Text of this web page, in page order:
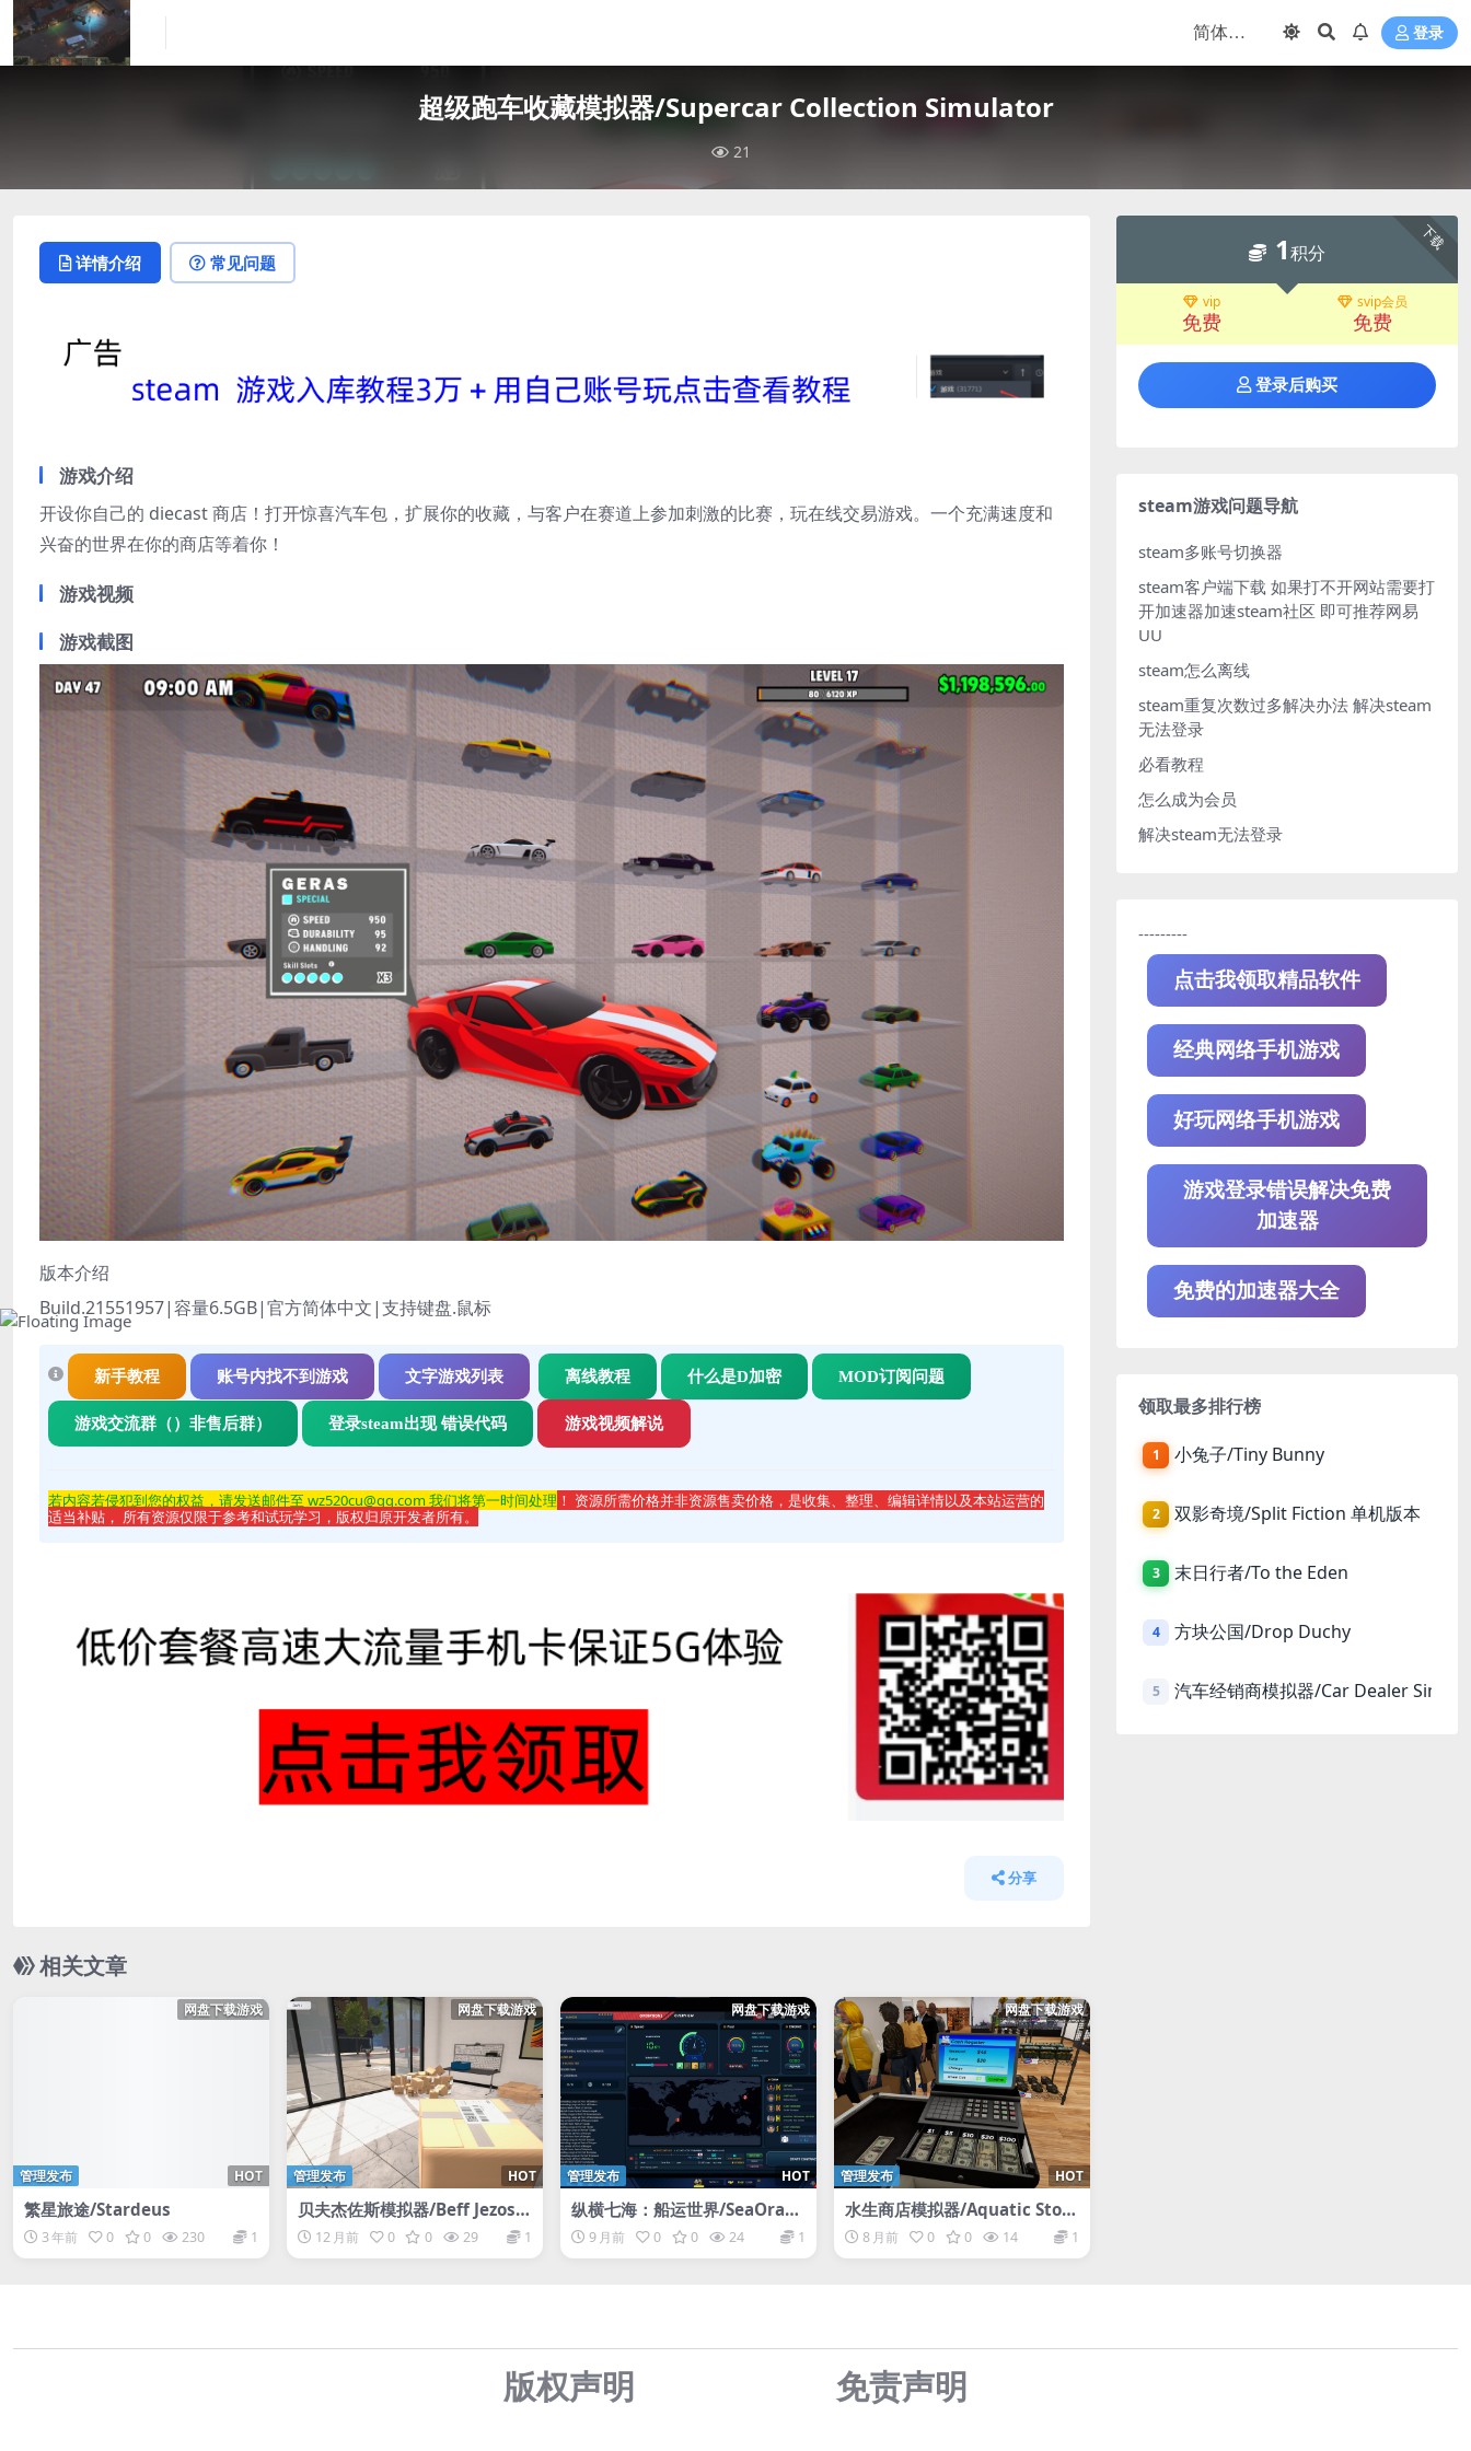
登录
超级跑车收藏模拟器/Supercar Collection Simulator
21
详情介绍 常见问题
游戏介绍
开设你自己的 diecast 商店！打开惊喜汽车包，扩展你的收藏，与客户在赛道上参加刺激的比赛，玩在线交易游戏。一个充满速度和
兴奋的世界在你的商店等着你！
游戏视频
游戏截图
版本介绍
Build.21551957|容量6.5GB|官方简体中文|支持键盘.鼠标
新手教程 账号内找不到游戏 文字游戏列表 离线教程 什么是D加密 MOD订阅问题
游戏交流群（）非售后群） 登录steam出现 错误代码 游戏视频解说
若内容若侵犯到您的权益，请发送邮件至 wz520cu@qq.com 我们将第一时间处理 ！ 资源所需价格并非资源售卖价格，是收集、整理、编辑详情以及本站运营的
适当补贴， 所有资源仅限于参考和试玩学习，版权归原开发者所有。
分享
相关文章
网盘下载游戏
HOT
管理发布
繁星旅途/Stardeus
3 年前 0 0 230 1
网盘下载游戏
HOT
管理发布
贝夫杰佐斯模拟器/Beff Jezos S
imulator
12 月前 0 0 29 1
网盘下载游戏
HOT
管理发布
纵横七海：船运世界/SeaOram
a: World of Shipping
9 月前 0 0 24 1
网盘下载游戏
HOT
管理发布
水生商店模拟器/Aquatic Store
Simulator
8 月前 0 0 14 1
下载
1积分
vip
免费
svip会员
免费
登录后购买
steam游戏问题导航
steam多账号切换器
steam客户端下载 如果打不开网站需要打
开加速器加速steam社区 即可推荐网易
UU
steam怎么离线
steam重复次数过多解决办法 解决steam
无法登录
必看教程
怎么成为会员
解决steam无法登录
---------
点击我领取精品软件
经典网络手机游戏
好玩网络手机游戏
游戏登录错误解决免费
加速器
免费的加速器大全
领取最多排行榜
1 小兔子/Tiny Bunny
2 双影奇境/Split Fiction 单机版本
3 末日行者/To the Eden
4 方块公国/Drop Duchy
5 汽车经销商模拟器/Car Dealer
版权声明 免责声明